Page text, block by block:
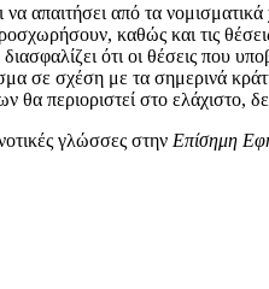
να απαιτήσει από τα
καθώς και τις
ότι οι θέσεις που
σε σχέση με τα σημερινά
θα περιοριστεί στο ελάχιστο,
γλώσσες στην Επίσημη